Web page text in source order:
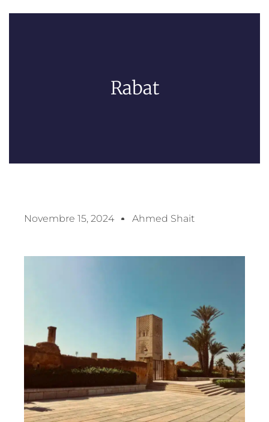
Rabat
Novembre 15, 2024 Ahmed Shait